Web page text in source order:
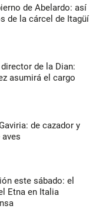
de Abelardo: así
de la cárcel de Itagüí
de la Dian:
asumirá el cargo
de cazador y
este sábado: el
Etna en Italia